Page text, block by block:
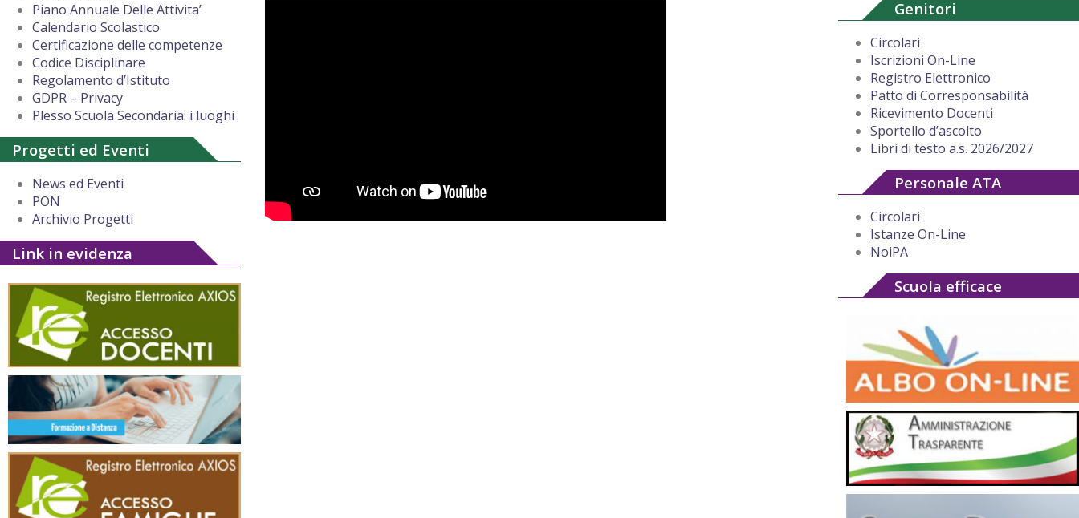
Piano Annuale Delle Attivita’
Calendario Scolastico
Certificazione delle competenze
Codice Disciplinare
Regolamento d’Istituto
GDPR – Privacy
Plesso Scuola Secondaria: i luoghi
Progetti ed Eventi
News ed Eventi
PON
Archivio Progetti
Link in evidenza
Genitori
Circolari
Iscrizioni On-Line
Registro Elettronico
Patto di Corresponsabilità
Ricevimento Docenti
Sportello d’ascolto
Libri di testo a.s. 2026/2027
Personale ATA
Circolari
Istanze On-Line
NoiPA
Scuola efficace